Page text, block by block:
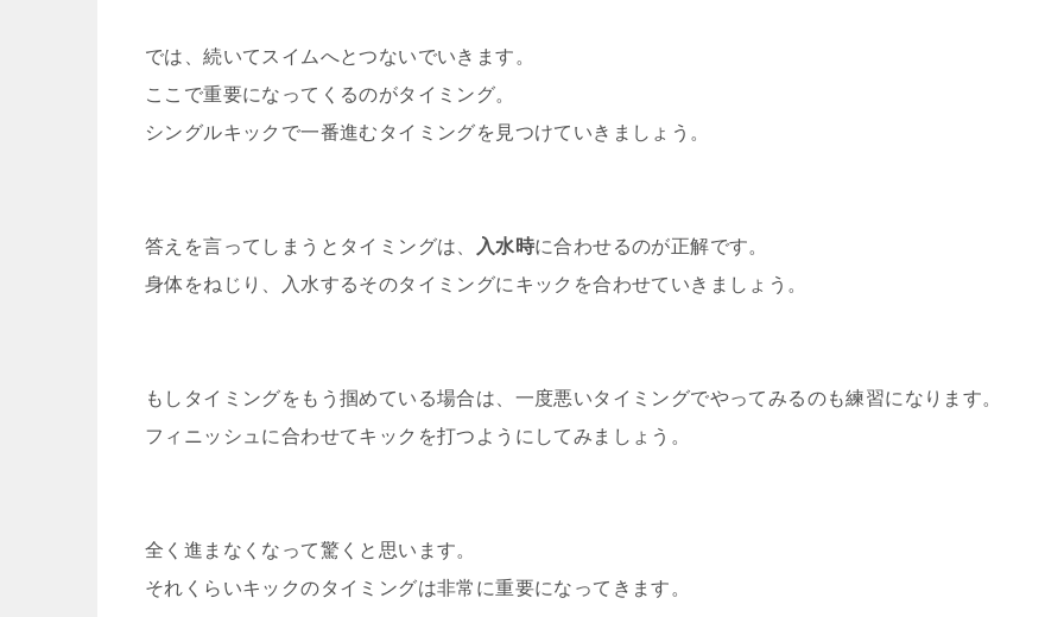
では、続いてスイムへとつないでいきます。
ここで重要になってくるのがタイミング。
シングルキックで一番進むタイミングを見つけていきましょう。
答えを言ってしまうとタイミングは、 入水時に合わせるのが正解です。
身体をねじり、入水するそのタイミングにキックを合わせていきましょう。
もしタイミングをもう掴めている場合は、一度悪いタイミングでやってみるのも練習になります。
フィニッシュに合わせてキックを打つようにしてみましょう。
全く進まなくなって驚くと思います。
それくらいキックのタイミングは非常に重要になってきます。